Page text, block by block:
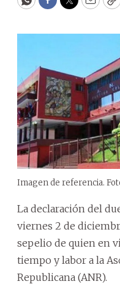
WhatsApp
Facebook
Twitter
Imagen de referencia.
La declaración del
viernes 2 de
sepelio de quien en
tiempo y labor a la
Republicana (ANR).